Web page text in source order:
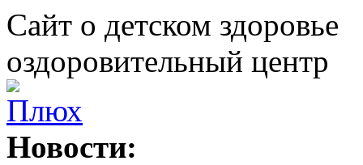
Сайт о детском здоровье
оздоровительный центр
Новости: